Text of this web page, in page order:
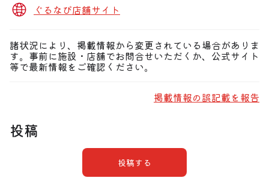
ぐるなび店舗サイト
諸状況により、掲載情報から変更されている場合がありま
す。事前に施設・店舗でお問合せいただくか、公式サイト
等で最新情報をご確認ください。
掲載情報の誤記載を報告
投稿
投稿する